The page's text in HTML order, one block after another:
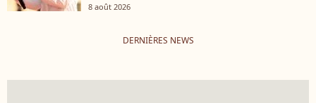
8 août 2026
DERNIÈRES NEWS